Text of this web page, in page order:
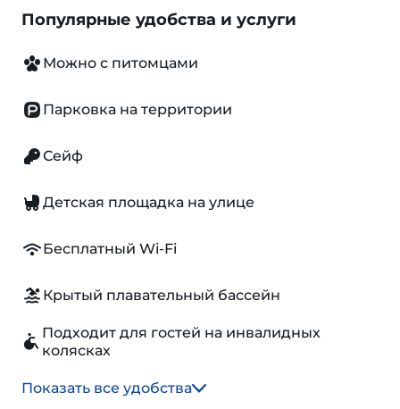
Популярные удобства и услуги
Можно с питомцами
Парковка на территории
Сейф
Детская площадка на улице
Бесплатный Wi-Fi
Крытый плавательный бассейн
Подходит для гостей на инвалидных
колясках
Показать все удобства